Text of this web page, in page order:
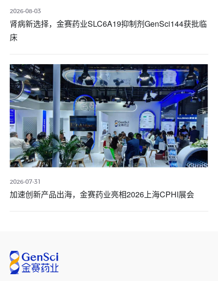
2026-08-03
肾病新选择，金赛药业SLC6A19抑制剂GenSci144获批临
床
2026-07-31
加速创新产品出海，金赛药业亮相2026上海CPHI展会